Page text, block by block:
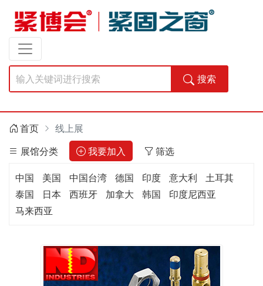
搜索
首页
线上展
展馆分类
我要加入
筛选
中国
美国 中国台湾 德国 印度 意大利
土耳其
泰国
日本 西班牙 加拿大 韩国
印度尼西亚
马来西亚